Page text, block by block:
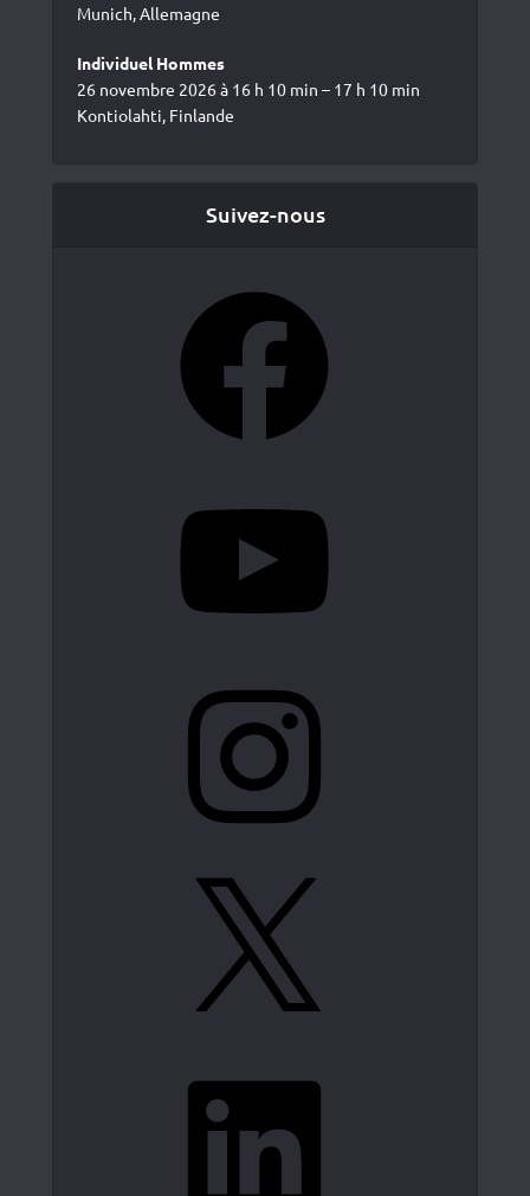
Munich, Allemagne
Individuel Hommes
26 novembre 2026 à 16 h 10 min – 17 h 10 min
Kontiolahti, Finlande
Suivez-nous